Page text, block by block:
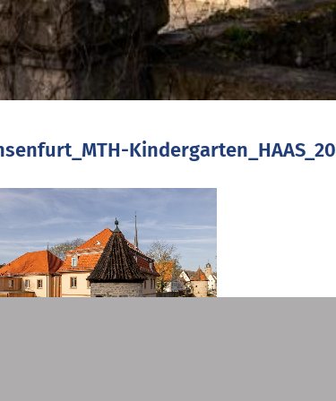
Kindergarten_HAAS_20